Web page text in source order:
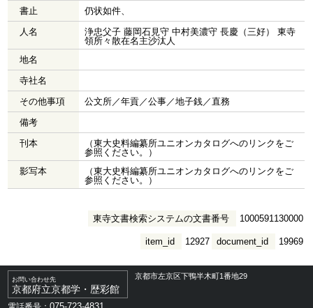
書止
仍状如件、
人名
浄忠父子 藤岡石見守 中村美濃守 長慶（三好） 東寺
領所々散在名主沙汰人
地名
寺社名
その他事項
公文所／年貢／公事／地子銭／直務
備考
刊本
（東大史料編纂所ユニオンカタログへのリンクをご
参照ください。）
影写本
（東大史料編纂所ユニオンカタログへのリンクをご
参照ください。）
東寺文書検索システムの文書番号 1000591130000
document_id 19969
item_id 12927
お問い合わせ先
京都府立京都学・歴彩館
京都市左京区下鴨半木町1番地29